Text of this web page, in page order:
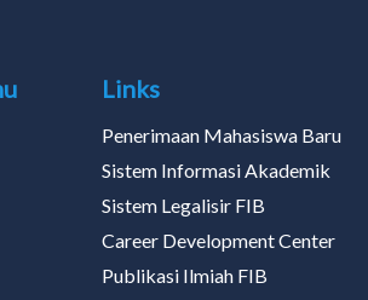
Links
Penerimaan Mahasiswa Baru
Sistem Informasi Akademik
Sistem Legalisir FIB
Career Development Center
Publikasi Ilmiah FIB